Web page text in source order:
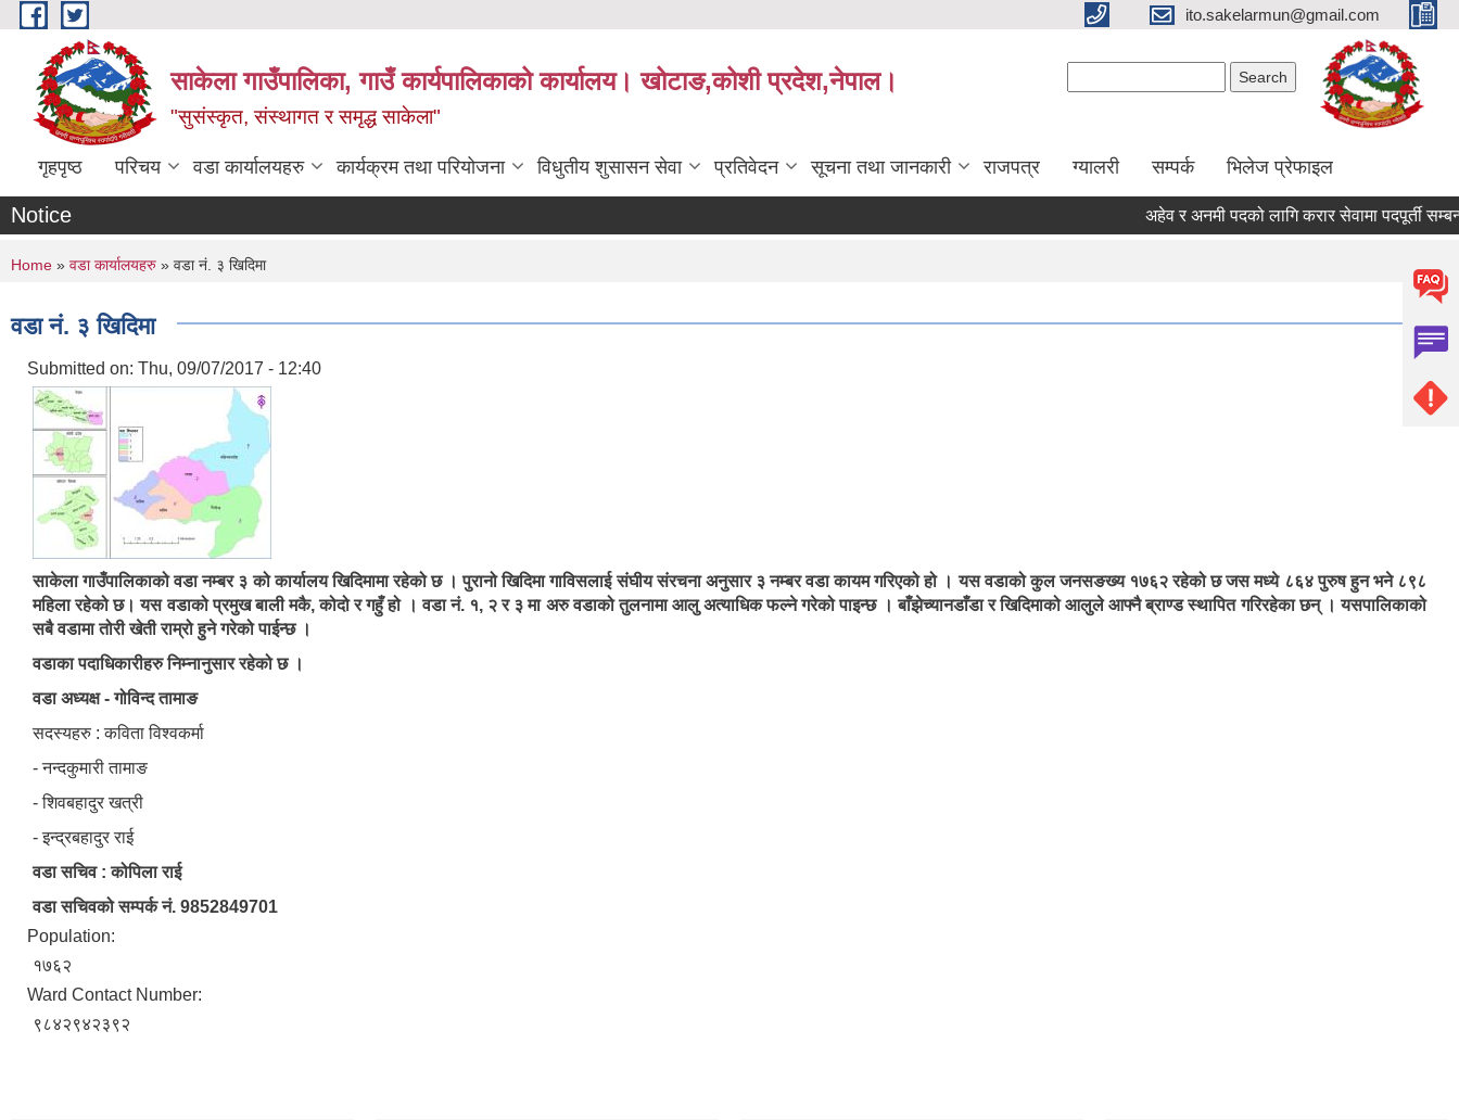
Skip to main content ito.sakelarmun@gmail.com
साकेला गाउँपालिका, गाउँ कार्यपालिकाको कार्यालय। खोटाङ,कोशी प्रदेश,नेपाल।
"सुसंस्कृत, संस्थागत र समृद्ध साकेला"
गृहपृष्ठ परिचय वडा कार्यालयहरु कार्यक्रम तथा परियोजना विधुतीय शुसासन सेवा प्रतिवेदन सूचना तथा जानकारी राजपत्र ग्यालरी सम्पर्क भिलेज प्रेफाइल
Notice अहेव र अनमी पदको लागि करार सेवामा पदपूर्ती सम्बन्धी
You are here
Home » वडा कार्यालयहरु » वडा नं. ३ खिदिमा
वडा नं. ३ खिदिमा
Submitted on: Thu, 09/07/2017 - 12:40
साकेला गाउँपालिकाको वडा नम्बर ३ को कार्यालय खिदिमामा रहेको छ । पुरानो खिदिमा गाविसलाई संघीय संरचना अनुसार ३ नम्बर वडा कायम गरिएको हो । यस वडाको कुल जनसङख्य १७६२ रहेको छ जस मध्ये ८६४ पुरुष हुन भने ८९८
महिला रहेको छ। यस वडाको प्रमुख बाली मकै, कोदो र गहुँ हो । वडा नं. १, २ र ३ मा अरु वडाको तुलनामा आलु अत्याधिक फल्ने गरेको पाइन्छ । बाँझेच्यानडाँडा र खिदिमाको आलुले आफ्नै ब्राण्ड स्थापित गरिरहेका छन् । यसपालिकाको
सबै वडामा तोरी खेती राम्रो हुने गरेको पाईन्छ ।
वडाका पदाधिकारीहरु निम्नानुसार रहेको छ ।
वडा अध्यक्ष - गोविन्द तामाङ
सदस्यहरु : कविता विश्वकर्मा
- नन्दकुमारी तामाङ
- शिवबहादुर खत्री
- इन्द्रबहादुर राई
वडा सचिव : कोपिला राई
वडा सचिवको सम्पर्क नं. 9852849701
Population:
१७६२
Ward Contact Number:
९८४२९४२३९२